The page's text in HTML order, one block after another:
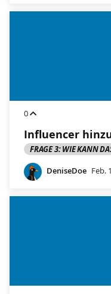
0
Influencer
FRAGE 3: WIE KANN
DeniseDoe Feb.